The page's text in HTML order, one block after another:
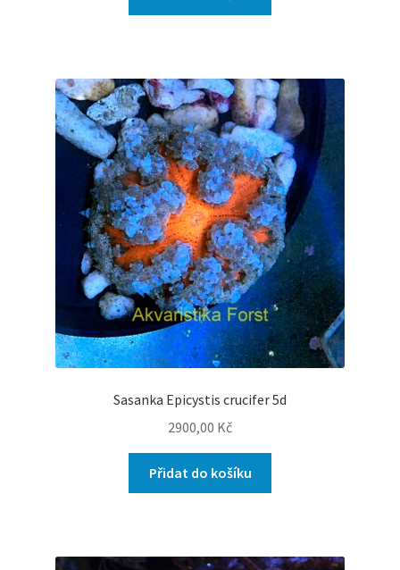
Sasanka Epicystis crucifer 5d
2900,00 Kč
Přidat do košíku